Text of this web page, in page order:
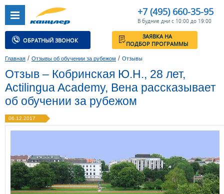
+7 (495) 660-35-95
В будние дни с 10:00 до 19:00
ОБРАТНЫЙ ЗВОНОК
ЗАЯВКА НА
ПОДБОР ПРОГРАММЫ
Главная / Отзывы об обучении за рубежом / Отзывы
Отзыв – Кобринская Ю.Н., 28 лет,
Actilingua Academy, Вена рассказывает
об обучении за рубежом
06.12.2017